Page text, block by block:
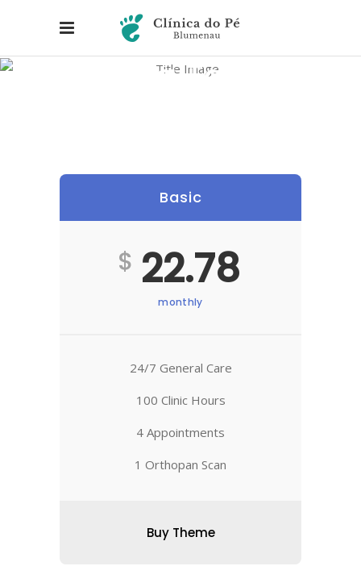
Pricing Tables
Basic
$ 22.78
monthly
24/7 General Care
100 Clinic Hours
4 Appointments
1 Orthopan Scan
Buy Theme